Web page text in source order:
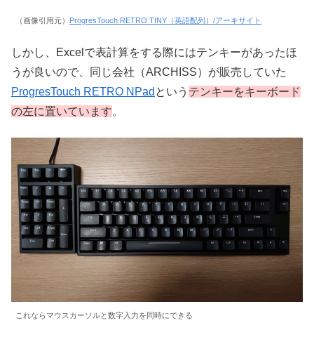
（画像引用元） ProgresTouch RETRO TINY（英語配列）/アーキサイト
しかし、Excelで表計算をする際にはテンキーがあったほ
うが良いので、同じ会社（ARCHISS）が販売していた
ProgresTouch RETRO NPad という テンキーをキーボード
の左に置いています。
これならマウスカーソルと数字入力を同時にできる